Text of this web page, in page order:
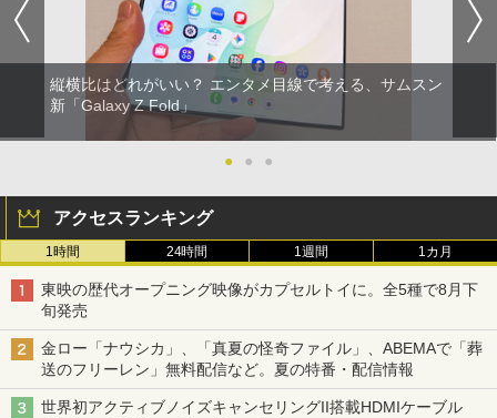
縦横比はどれがいい？ エンタメ目線で考える、サムスン
新「Galaxy Z Fold」
● ● ●
アクセスランキング
1時間 24時間 1週間 1カ月
東映の歴代オープニング映像がカプセルトイに。全5種で8月下
旬発売
金ロー「ナウシカ」、「真夏の怪奇ファイル」、ABEMAで「葬
送のフリーレン」無料配信など。夏の特番・配信情報
世界初アクティブノイズキャンセリングII搭載HDMIケーブル